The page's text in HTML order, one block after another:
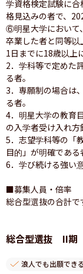
学資格検定試験に
格見込みの者で、
⑥明星大学において
卒業した者と同等
1日までに18歳以上
2．学科等で定めた
る者。
3．専願制の場合は
る者。
4．明星大学の教育
の入学者受け入れ方
5．志望学科等の「
目的」が明確である
6．学び続ける強い
■募集人員・倍率
総合型選抜の合計で
総合型選抜 II期
浪人でも出願できる